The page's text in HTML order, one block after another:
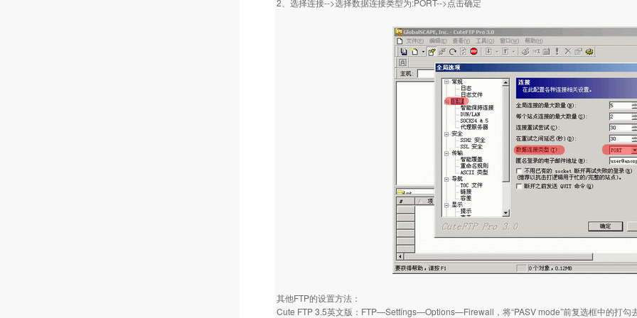
2、选择连接-->选择数据连接类型为:PORT-->点击确定
其他FTP的设置方法：
Cute FTP 3.5英文版：FTP—Settings—Options—Firewall，将“PASV mode”前复选框中的打勾